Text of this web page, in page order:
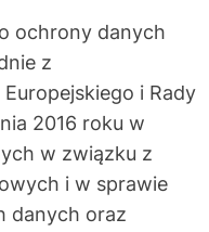
ochrony danych
z
i Rady
2016 roku w
w związku z
i w sprawie
danych oraz